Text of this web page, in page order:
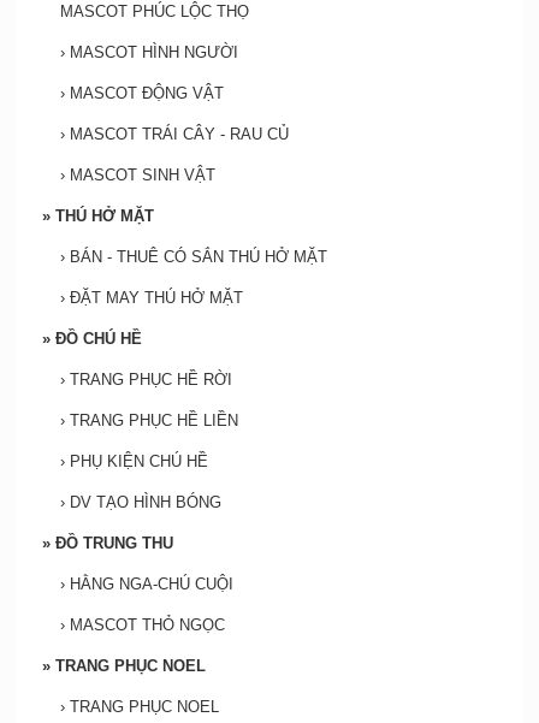
MASCOT PHÚC LỘC THỌ
› MASCOT HÌNH NGƯỜI
› MASCOT ĐỘNG VẬT
› MASCOT TRÁI CÂY - RAU CỦ
› MASCOT SINH VẬT
» THÚ HỞ MẶT
› BÁN - THUÊ CÓ SẮN THÚ HỞ MẶT
› ĐẶT MAY THÚ HỞ MẶT
» ĐỒ CHÚ HỀ
› TRANG PHỤC HỀ RỜI
› TRANG PHỤC HỀ LIỀN
› PHỤ KIỆN CHÚ HỀ
› DV TẠO HÌNH BÓNG
» ĐỒ TRUNG THU
› HẰNG NGA-CHÚ CUỘI
› MASCOT THỎ NGỌC
» TRANG PHỤC NOEL
› TRANG PHỤC NOEL